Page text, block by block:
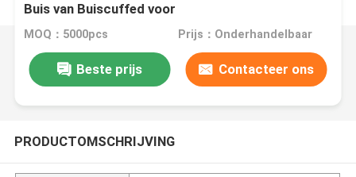
Buis van Buiscuffed voor
MOQ：5000pcs Prijs：Onderhandelbaar
Beste prijs Contacteer ons
PRODUCTOMSCHRIJVING